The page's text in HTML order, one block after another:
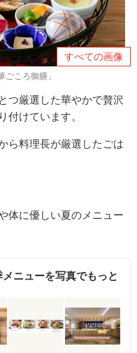
すべての画像
ごころ御膳」
つ厳選した華やかで贅沢
付けています。
ら料理長が厳選したごは
体に優しい夏のメニュー
メニューを写真でもっと